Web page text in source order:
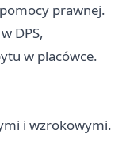
prawnej.
DPS,
w placówce.
i wzrokowymi.